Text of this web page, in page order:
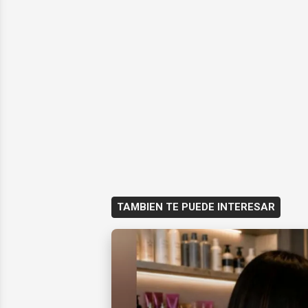
TAMBIEN TE PUEDE INTERESAR